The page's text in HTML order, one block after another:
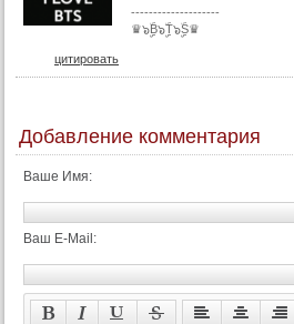
--------------------
♛๖ۣۣۜB๖ۣۣۜT๖ۣۣۜS♛
цитировать
Добавление комментария
Ваше Имя:
Ваш E-Mail: